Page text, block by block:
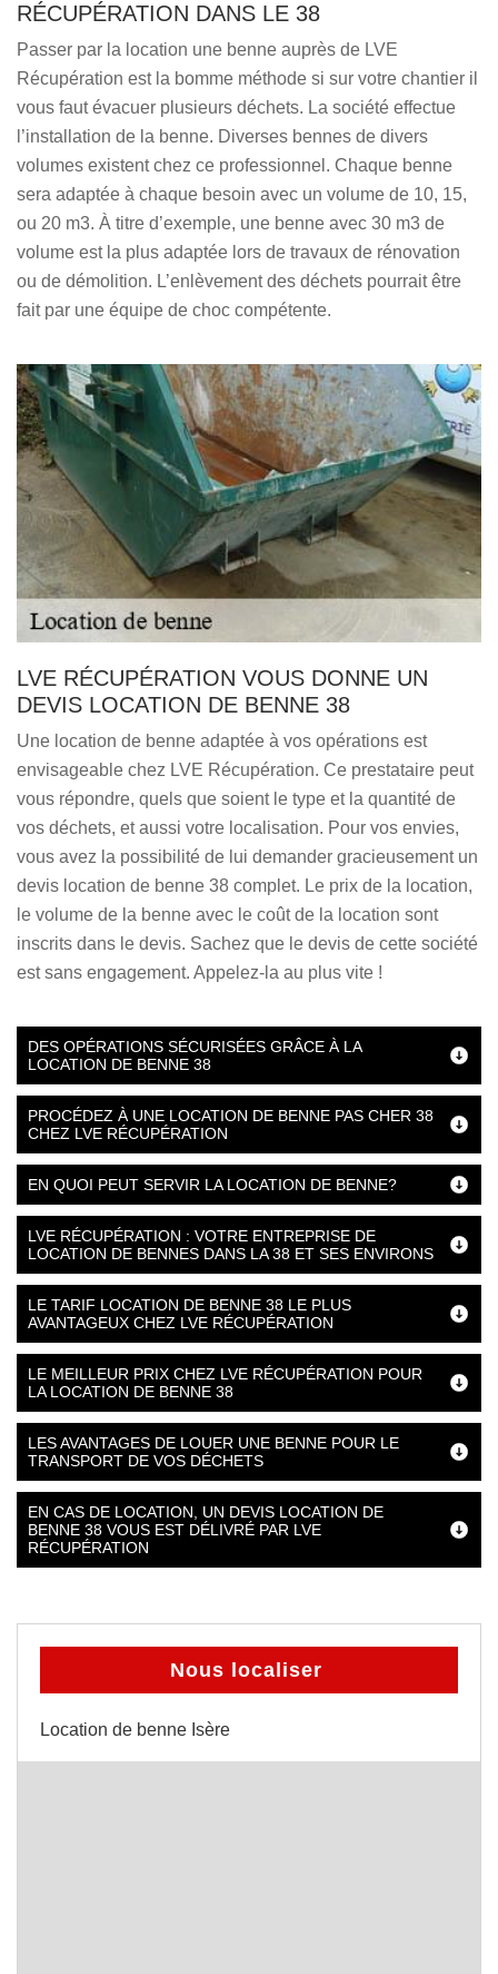
RÉCUPÉRATION DANS LE 38
Passer par la location une benne auprès de LVE
Récupération est la bomme méthode si sur votre chantier il
vous faut évacuer plusieurs déchets. La société effectue
l’installation de la benne. Diverses bennes de divers
volumes existent chez ce professionnel. Chaque benne
sera adaptée à chaque besoin avec un volume de 10, 15,
ou 20 m3. À titre d’exemple, une benne avec 30 m3 de
volume est la plus adaptée lors de travaux de rénovation
ou de démolition. L’enlèvement des déchets pourrait être
fait par une équipe de choc compétente.
LVE RÉCUPÉRATION VOUS DONNE UN
DEVIS LOCATION DE BENNE 38
Une location de benne adaptée à vos opérations est
envisageable chez LVE Récupération. Ce prestataire peut
vous répondre, quels que soient le type et la quantité de
vos déchets, et aussi votre localisation. Pour vos envies,
vous avez la possibilité de lui demander gracieusement un
devis location de benne 38 complet. Le prix de la location,
le volume de la benne avec le coût de la location sont
inscrits dans le devis. Sachez que le devis de cette société
est sans engagement. Appelez-la au plus vite !
DES OPÉRATIONS SÉCURISÉES GRÂCE À LA
LOCATION DE BENNE 38
PROCÉDEZ À UNE LOCATION DE BENNE PAS CHER 38
CHEZ LVE RÉCUPÉRATION
EN QUOI PEUT SERVIR LA LOCATION DE BENNE?
LVE RÉCUPÉRATION : VOTRE ENTREPRISE DE
LOCATION DE BENNES DANS LA 38 ET SES ENVIRONS
LE TARIF LOCATION DE BENNE 38 LE PLUS
AVANTAGEUX CHEZ LVE RÉCUPÉRATION
LE MEILLEUR PRIX CHEZ LVE RÉCUPÉRATION POUR
LA LOCATION DE BENNE 38
LES AVANTAGES DE LOUER UNE BENNE POUR LE
TRANSPORT DE VOS DÉCHETS
EN CAS DE LOCATION, UN DEVIS LOCATION DE
BENNE 38 VOUS EST DÉLIVRÉ PAR LVE
RÉCUPÉRATION
Nous localiser
Location de benne Isère